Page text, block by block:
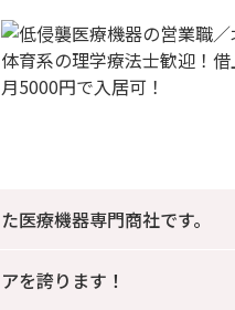
医療機器専門商社です。
を誇ります！